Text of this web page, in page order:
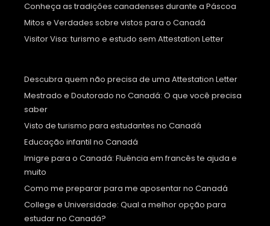
Conheça as tradições canadenses durante a Páscoa
Mitos e Verdades sobre vistos para o Canadá
Visitor Visa: turismo e estudo sem Attestation Letter
Descubra quem não precisa de uma Attestation Letter
Mestrado e Doutorado no Canadá: O que você precisa
saber
Visto de turismo para estudantes no Canadá
Educação infantil no Canadá
Imigre para o Canadá: Fluência em francês te ajuda e
muito
Como me preparar para me aposentar no Canadá
College e Universidade: Qual a melhor opção para
estudar no Canadá?